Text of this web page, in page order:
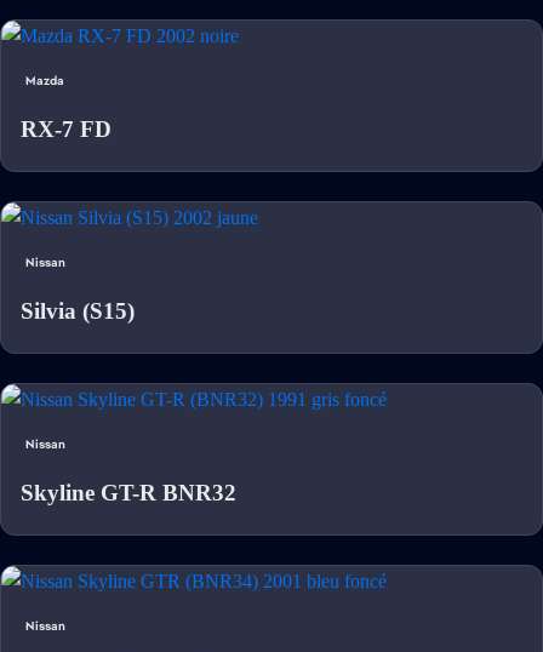
Mazda
RX-7 FD
Nissan
Silvia (S15)
Nissan
Skyline GT-R BNR32
Nissan